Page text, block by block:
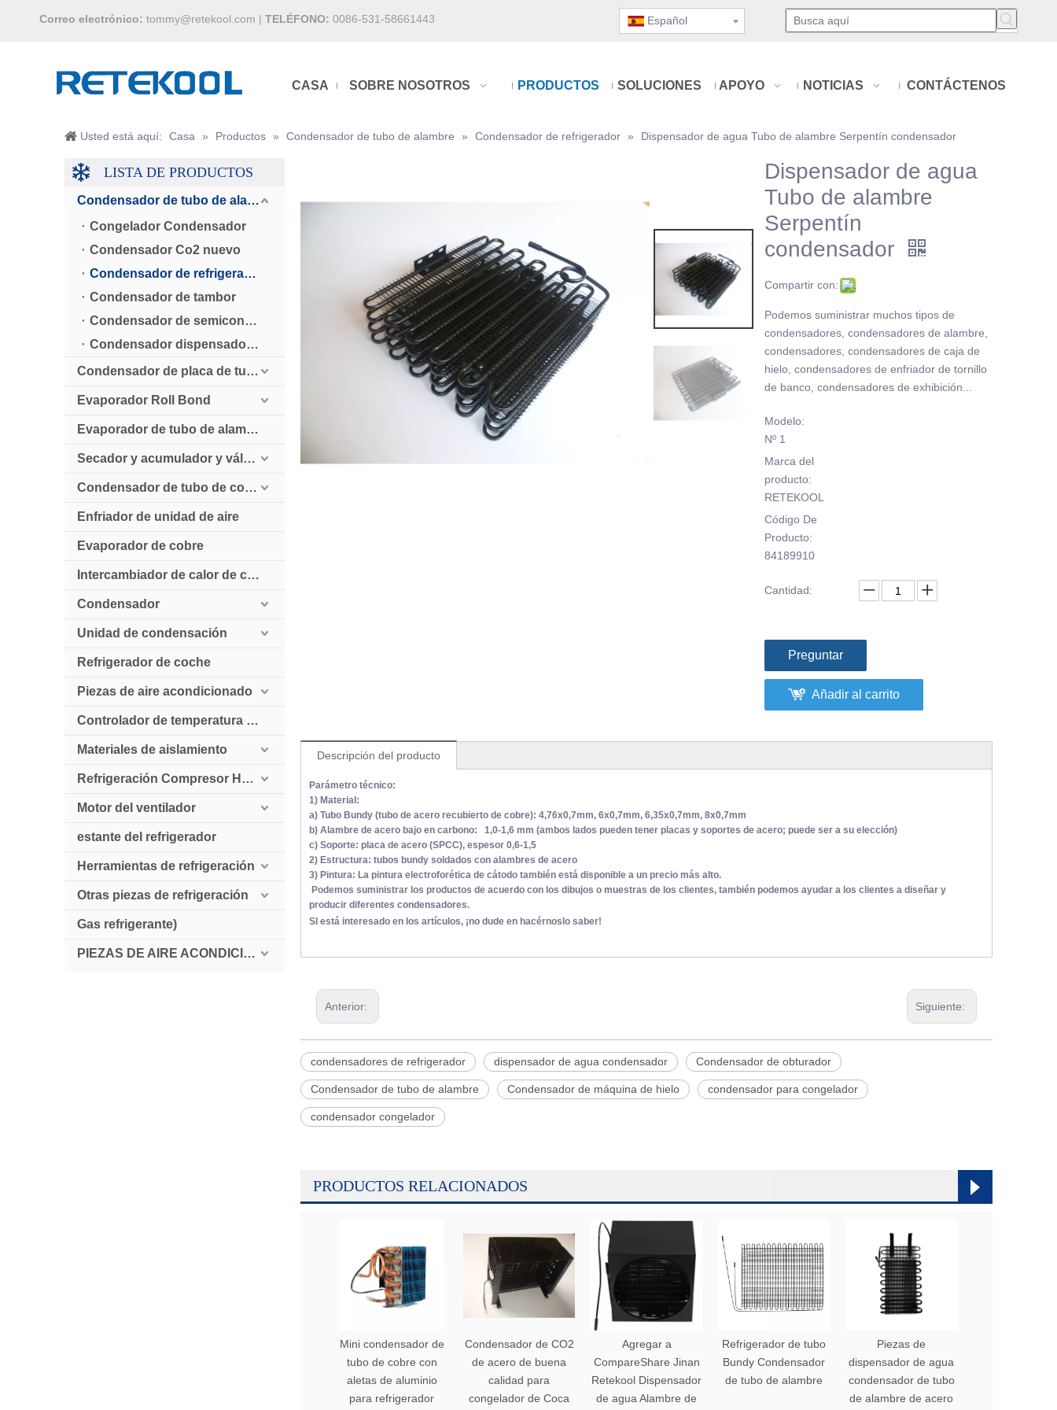
Correo electrónico: tommy@retekool.com | TELÉFONO: 0086-531-58661443 Español
CASA SOBRE NOSOTROS PRODUCTOS SOLUCIONES APOYO NOTICIAS CONTÁCTENOS
Usted está aquí: Casa » Productos » Condensador de tubo de alambre » Condensador de refrigerador » Dispensador de agua Tubo de alambre Serpentín condensador
LISTA DE PRODUCTOS
Condensador de tubo de alambre
Congelador Condensador
Condensador Co2 nuevo
Condensador de refrigerador
Condensador de tambor
Condensador de semiconductores
Condensador dispensador de agua
Condensador de placa de tubo
Evaporador Roll Bond
Evaporador de tubo de alambre
Secador y acumulador y válvula de retención
Condensador de tubo de cobre enfriado por aire
Enfriador de unidad de aire
Evaporador de cobre
Intercambiador de calor de cobre
Condensador
Unidad de condensación
Refrigerador de coche
Piezas de aire acondicionado
Controlador de temperatura digital
Materiales de aislamiento
Refrigeración Compresor HollySnow
Motor del ventilador
estante del refrigerador
Herramientas de refrigeración
Otras piezas de refrigeración
Gas refrigerante)
PIEZAS DE AIRE ACONDICIONADO AUTOMÁTICO
Dispensador de agua
Tubo de alambre
Serpentín
condensador
Compartir con:
Podemos suministrar muchos tipos de
condensadores, condensadores de alambre,
condensadores, condensadores de caja de
hielo, condensadores de enfriador de tornillo
de banco, condensadores de exhibición...
Modelo:
Nº 1
Marca del
producto:
RETEKOOL
Código De
Producto:
84189910
Cantidad:
Preguntar
Añadir al carrito
Descripción del producto
Parámetro técnico:
1) Material:
a) Tubo Bundy (tubo de acero recubierto de cobre): 4,76x0,7mm, 6x0,7mm, 6,35x0,7mm, 8x0,7mm
b) Alambre de acero bajo en carbono: 1,0-1,6 mm (ambos lados pueden tener placas y soportes de acero; puede ser a su elección)
c) Soporte: placa de acero (SPCC), espesor 0,6-1,5
2) Estructura: tubos bundy soldados con alambres de acero
3) Pintura: La pintura electroforética de cátodo también está disponible a un precio más alto.
Podemos suministrar los productos de acuerdo con los dibujos o muestras de los clientes, también podemos ayudar a los clientes a diseñar y
producir diferentes condensadores.
SI está interesado en los artículos, ¡no dude en hacérnoslo saber!
Anterior: Siguiente:
condensadores de refrigerador dispensador de agua condensador Condensador de obturador
Condensador de tubo de alambre Condensador de máquina de hielo condensador para congelador
condensador congelador
PRODUCTOS RELACIONADOS
Mini condensador de
tubo de cobre con
aletas de aluminio
para refrigerador
Condensador de CO2
de acero de buena
calidad para
congelador de Coca
Agregar a
CompareShare Jinan
Retekool Dispensador
de agua Alambre de
Refrigerador de tubo
Bundy Condensador
de tubo de alambre
Piezas de
dispensador de agua
condensador de tubo
de alambre de acero